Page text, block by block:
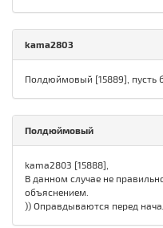
kama2803
Полдюймовый [15889], пусть
Полдюймовый
kama2803 [15888],
В данном случае не
объяснением.
)) Оправдываются перед